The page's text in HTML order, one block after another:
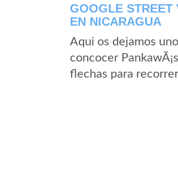
GOOGLE STREET
EN NICARAGUA
Aqui os dejamos
concocer
flechas para